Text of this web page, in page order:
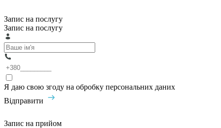
Запис на послугу
Запис на послугу
Я даю свою згоду на обробку персональних даних
Відправити
Запис на прийом